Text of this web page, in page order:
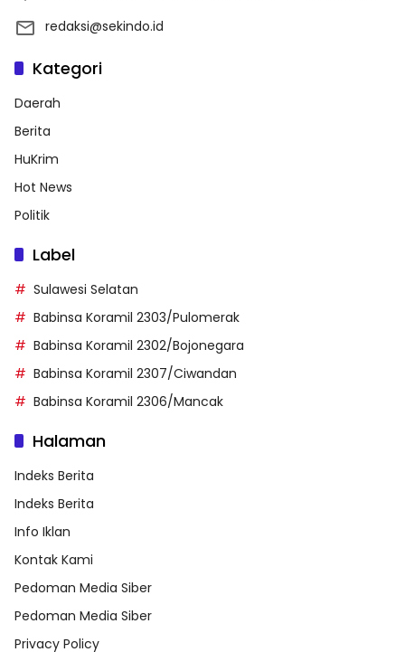
redaksi@sekindo.id
Kategori
Daerah
Berita
HuKrim
Hot News
Politik
Label
Sulawesi Selatan
Babinsa Koramil 2303/Pulomerak
Babinsa Koramil 2302/Bojonegara
Babinsa Koramil 2307/Ciwandan
Babinsa Koramil 2306/Mancak
Halaman
Indeks Berita
Indeks Berita
Info Iklan
Kontak Kami
Pedoman Media Siber
Pedoman Media Siber
Privacy Policy